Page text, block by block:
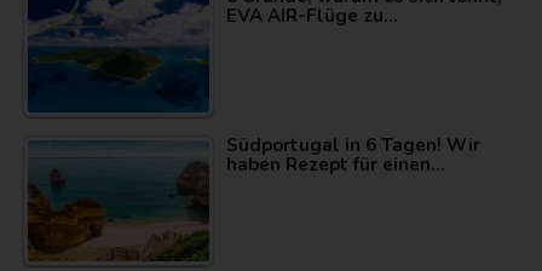
EVA AIR-Flüge zu…
Südportugal in 6 Tagen! Wir
haben Rezept für einen…